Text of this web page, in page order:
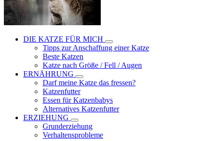
DIE KATZE FÜR MICH
Tipps zur Anschaffung einer Katze
Beste Katzen
Katze nach Größe / Fell / Augen
ERNÄHRUNG
Darf meine Katze das fressen?
Katzenfutter
Essen für Katzenbabys
Alternatives Katzenfutter
ERZIEHUNG
Grunderziehung
Verhaltensprobleme